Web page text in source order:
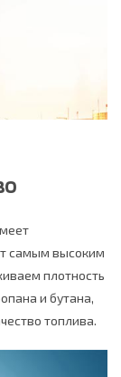
самым высоким
плотность
и бутана,
топлива.